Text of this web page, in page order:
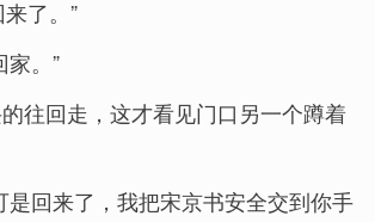
了。”
家。”
往回走，这才看见门口另一个蹲着
是回来了，我把宋京书安全交到你手